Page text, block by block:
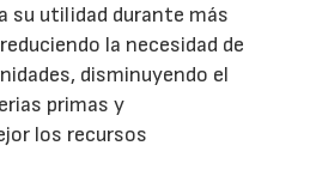
su utilidad durante más
la necesidad de
disminuyendo el
primas y
los recursos